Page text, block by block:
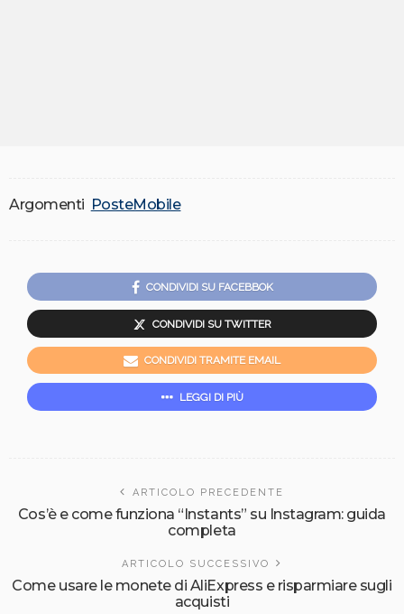
Argomenti PosteMobile
CONDIVIDI SU FACEBBOK
CONDIVIDI SU TWITTER
CONDIVIDI TRAMITE EMAIL
LEGGI DI PIÙ
ARTICOLO PRECEDENTE
Cos’è e come funziona “Instants” su Instagram: guida
completa
ARTICOLO SUCCESSIVO
Come usare le monete di AliExpress e risparmiare sugli
acquisti